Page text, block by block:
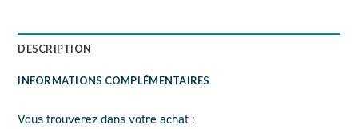
DESCRIPTION
INFORMATIONS COMPLÉMENTAIRES
Vous trouverez dans votre achat :